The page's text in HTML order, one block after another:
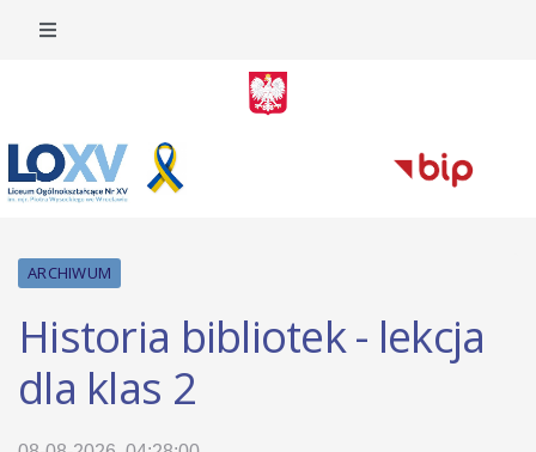
ARCHIWUM
Historia bibliotek - lekcja
dla klas 2